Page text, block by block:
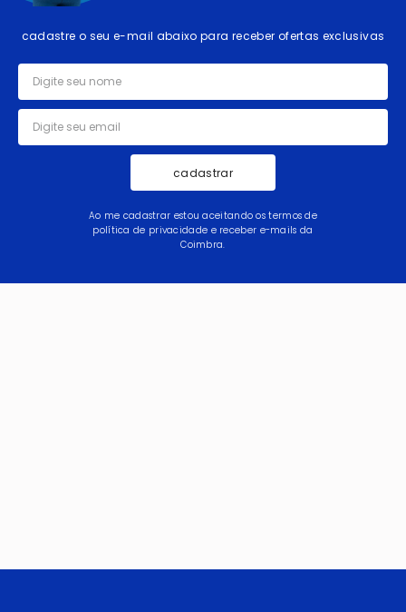
cadastre o seu e-mail abaixo para receber ofertas exclusivas
cadastrar
Ao me cadastrar estou aceitando os termos de
política de privacidade e receber e-mails da
Coimbra.